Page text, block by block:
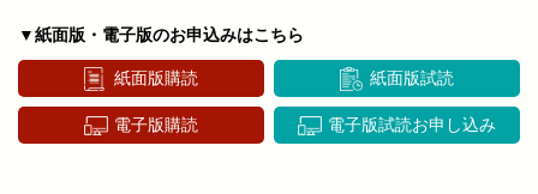
▼紙面版・電子版のお申込みはこちら
紙面版購読 紙面版試読
電子版購読 電子版試読お申し込み